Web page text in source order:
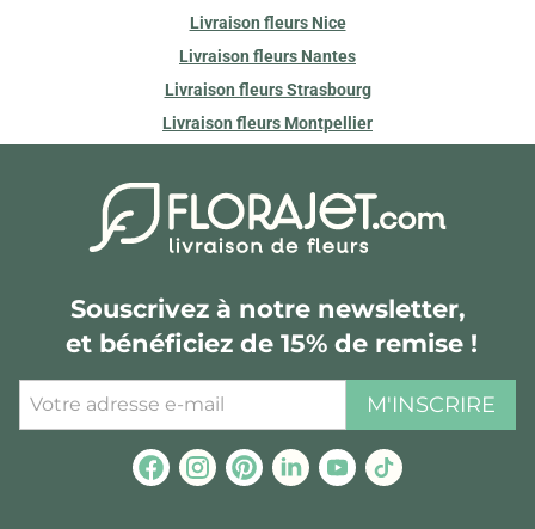
Livraison fleurs Nice
Livraison fleurs Nantes
Livraison fleurs Strasbourg
Livraison fleurs Montpellier
Souscrivez à notre newsletter,
et bénéficiez de 15% de remise !
M'INSCRIRE